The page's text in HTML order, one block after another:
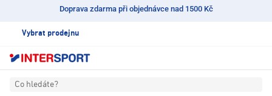
Doprava zdarma při objednávce nad 1500 Kč
Vybrat prodejnu
Co hledáte?